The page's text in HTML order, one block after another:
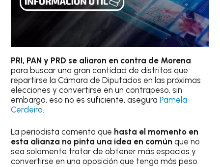
PRI, PAN y PRD se aliaron en contra de Morena
para buscar una gran cantidad de distritos que
repartirse la Cámara de Diputados en las próximas
elecciones y convertirse en un contrapeso, sin
embargo, eso no es suficiente, aseguraPamela
Cerdeira.
La periodista comenta que hasta el momento en
esta alianza no pinta una idea en común que no
sea solamente tratar de obtener más espacios y
convertirse en una oposición que tenga más peso.